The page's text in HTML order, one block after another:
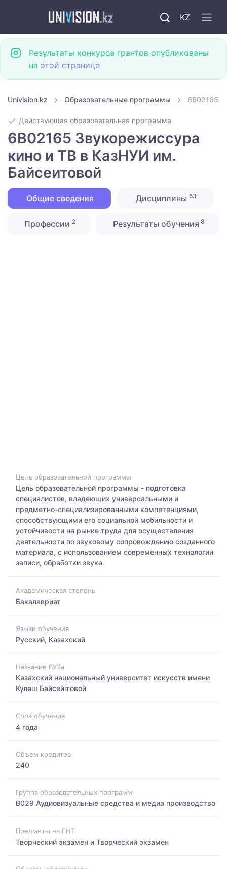
KZ
Результаты конкурса грантов опубликованы
на этой странице
Univision.kz Образовательные программы 6B02165
Действующая образовательная программа
6B02165 Звукорежиссура
кино и ТВ в КазНУИ им.
Байсеитовой
Общие сведения Дисциплины 53
Профессии 2 Результаты обучения 8
Цель образовательной программы
Цель образовательной программы - подготовка
специалистов, владеющих универсальными и
предметно-специализированными компетенциями,
способствующими его социальной мобильности и
устойчивости на рынке труда для осуществления
деятельности по звуковому сопровождению созданного
материала, с использованием современных технологии
записи, обработки звука.
Академическая степень
Бакалавриат
Языки обучения
Русский, Казахский
Название ВУЗа
Казахский национальный университет искусств имени
Күләш Байсейітовой
Срок обучения
4 года
Объем кредитов
240
Группа образовательных программ
B029 Аудиовизуальные средства и медиа производство
Предметы на ЕНТ
Творческий экзамен и Творческий экзамен